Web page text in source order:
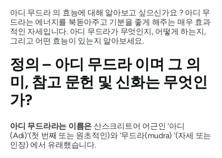
아디 무드라의 효능에 대해 알아보고 싶으신가요 ? 아디 무
드라는 에너지를 북돋아주고 기분을 좋게 해주는 매우 효과
적인 자세입니다. 아디 무드라가 무엇인지, 어떻게 하는지,
그리고 어떤 효능이 있는지 알아보세요.
정의 – 아디 무드라이며 그 의
미, 참고 문헌 및 신화는 무엇인
가?
아디 무드라라는 이름은 산스크리트어 어근인 '아디
(Adi)'(첫 번째 또는 원초적인)와 '무드라(mudra) '(자세 또는
인장) 에서 유래했습니다.